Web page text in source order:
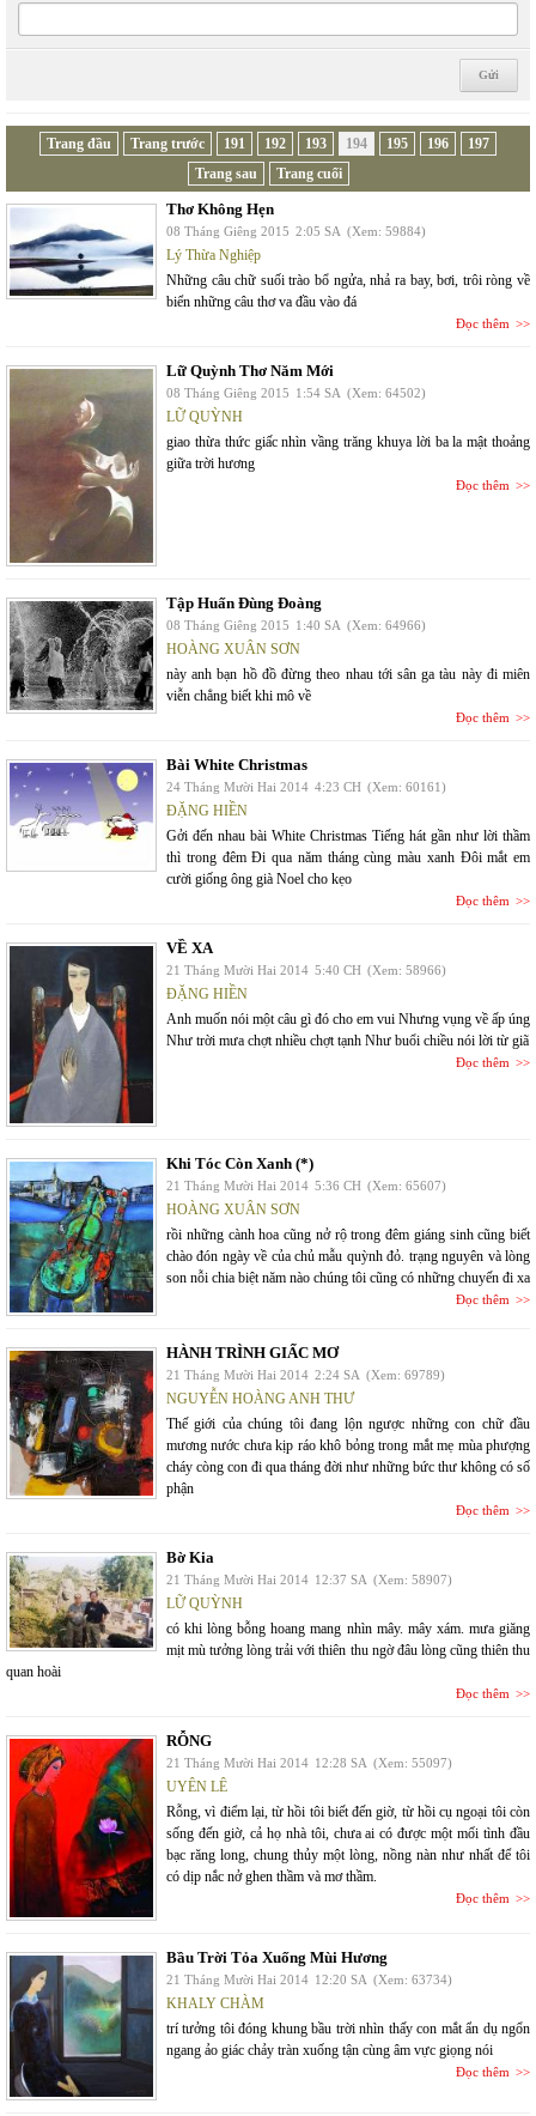
Trang đầu Trang trước 191 192 193 194 195 196
197
Trang sau
Trang cuối
Thơ Không Hẹn
08 Tháng Giêng 2015 2:05 SA (Xem: 59884)
Lý Thừa Nghiệp
Những câu chữ suối trào bổ ngửa, nhả ra bay, bơi, trôi ròng về
biển những câu thơ va đầu vào đá
Đọc thêm
Lữ Quỳnh Thơ Năm Mới
08 Tháng Giêng 2015 1:54 SA (Xem: 64502)
LỮ QUỲNH
giao thừa thức giấc nhìn vầng trăng khuya lời ba la mật thoảng
giữa trời hương
Đọc thêm
Tập Huấn Đùng Đoàng
08 Tháng Giêng 2015 1:40 SA (Xem: 64966)
HOÀNG XUÂN SƠN
này anh bạn hồ đồ đừng theo nhau tới sân ga tàu này đi miên
viễn chẳng biết khi mô về
Đọc thêm
Bài White Christmas
24 Tháng Mười Hai 2014 4:23 CH (Xem: 60161)
ĐẶNG HIỀN
Gởi đến nhau bài White Christmas Tiếng hát gần như lời thầm
thì trong đêm Đi qua năm tháng cùng màu xanh Đôi mắt em
cười giống ông già Noel cho kẹo
Đọc thêm
VỀ XA
21 Tháng Mười Hai 2014 5:40 CH (Xem: 58966)
ĐẶNG HIỀN
Anh muốn nói một câu gì đó cho em vui Nhưng vụng về ấp úng
Như trời mưa chợt nhiều chợt tạnh Như buổi chiều nói lời từ giã
Đọc thêm
Khi Tóc Còn Xanh (*)
21 Tháng Mười Hai 2014 5:36 CH (Xem: 65607)
HOÀNG XUÂN SƠN
rồi những cành hoa cũng nở rộ trong đêm giáng sinh cũng biết
chào đón ngày về của chủ mẫu quỳnh đỏ. trạng nguyên và lòng
son nỗi chia biệt năm nào chúng tôi cũng có những chuyến đi xa
Đọc thêm
HÀNH TRÌNH GIẤC MƠ
21 Tháng Mười Hai 2014 2:24 SA (Xem: 69789)
NGUYỄN HOÀNG ANH THƯ
Thế giới của chúng tôi đang lộn ngược những con chữ đầu
mương nước chưa kịp ráo khô bỏng trong mắt mẹ mùa phượng
cháy còng con đi qua tháng đời như những bức thư không có số
phận
Đọc thêm
Bờ Kia
21 Tháng Mười Hai 2014 12:37 SA (Xem: 58907)
LỮ QUỲNH
có khi lòng bỗng hoang mang nhìn mây. mây xám. mưa giăng
mịt mù tưởng lòng trải với thiên thu ngờ đâu lòng cũng thiên thu
quan hoài
Đọc thêm
RỖNG
21 Tháng Mười Hai 2014 12:28 SA (Xem: 55097)
UYÊN LÊ
Rỗng, vì điểm lại, từ hồi tôi biết đến giờ, từ hồi cụ ngoại tôi còn
sống đến giờ, cả họ nhà tôi, chưa ai có được một mối tình đầu
bạc răng long, chung thủy một lòng, nồng nàn như nhất để tôi
có dịp nắc nở ghen thầm và mơ thầm.
Đọc thêm
Bầu Trời Tỏa Xuống Mùi Hương
21 Tháng Mười Hai 2014 12:20 SA (Xem: 63734)
KHALY CHÀM
trí tưởng tôi đóng khung bầu trời nhìn thấy con mắt ẩn dụ ngổn
ngang ảo giác chảy tràn xuống tận cùng âm vực giọng nói
Đọc thêm